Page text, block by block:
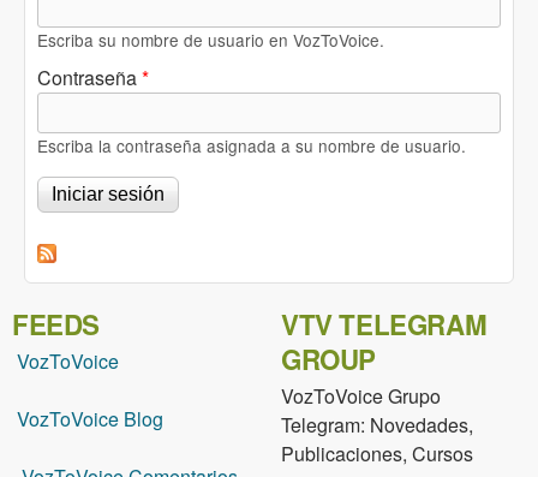
Escriba su nombre de usuario en VozToVoice.
Contraseña*
Escriba la contraseña asignada a su nombre de usuario.
FEEDS
VozToVoice
VozToVoice Blog
VTV TELEGRAM
GROUP
VozToVoice Grupo
Telegram: Novedades,
Publicaciones, Cursos